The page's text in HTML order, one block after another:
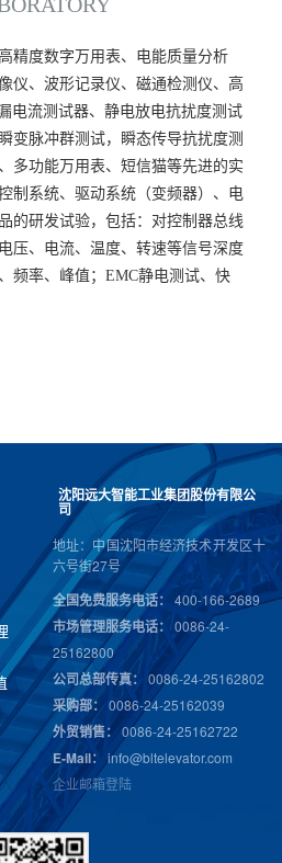
度数字万用表、电能质量分析
仪、波形记录仪、磁通检测仪、高
电流测试器、静电放电抗扰度测试
变脉冲群测试，瞬态传导抗扰度测
多功能万用表、短信猫等先进的实
制系统、驱动系统（变频器）、电
的研发试验，包括：对控制器总线
压、电流、温度、转速等信号深度
频率、峰值；EMC静电测试、快
沈阳远大智能工业集团股份有限公
司
地址：中国沈阳市经济技术开发区十
六号街27号
全国免费服务电话： 400-166-2689
市场管理服务电话：0086-24-
25162800
公司总部传真： 0086-24-25162802
采购部： 0086-24-25162039
外贸销售：0086-24-25162722
E-Mail： info@bltelevator.com
企业邮箱登陆